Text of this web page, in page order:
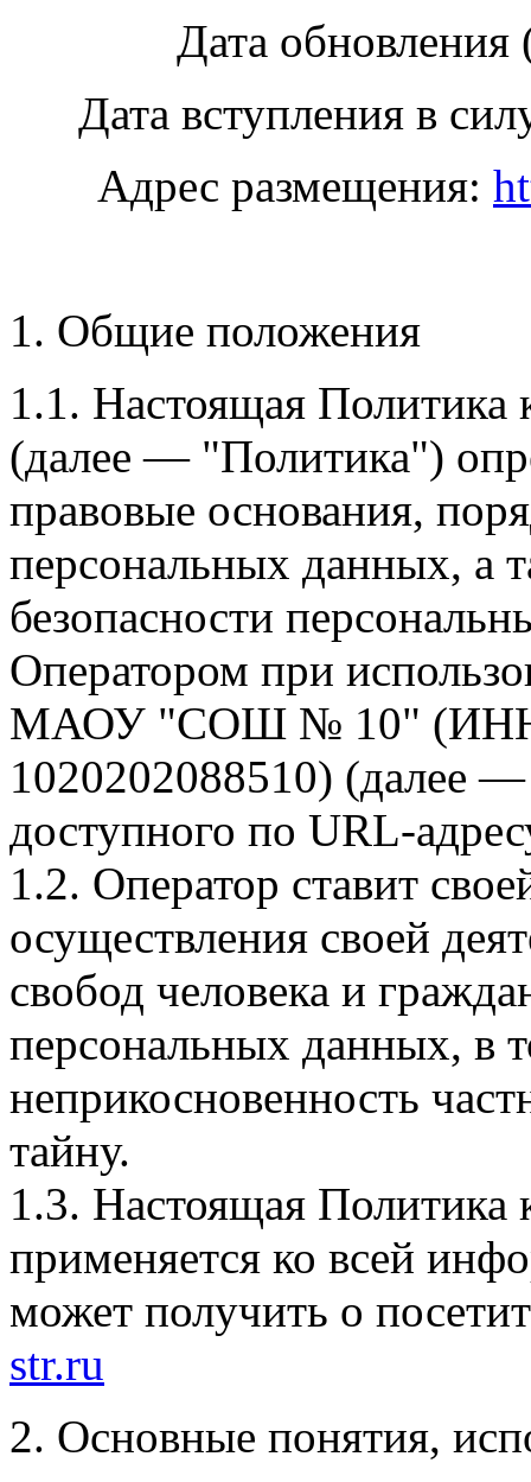
Дата
Дата вступления в
Адрес размещения:
1. Общие положения
1.1. Настоящая Политика
(далее — "Политика")
правовые основания,
персональных данных, а
безопасности
Оператором при
МАОУ "СОШ № 10" (ИНН:
1020202088510) (далее
доступного по URL-
1.2. Оператор ставит
осуществления своей
свобод человека и
персональных данных, в
неприкосновенность
тайну.
1.3. Настоящая Политика
применяется ко всей
может получить о
str.ru
2. Основные понятия,